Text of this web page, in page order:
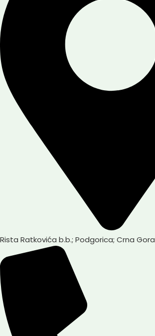
Rista Ratkovića b.b.; Podgorica; Crna Gora